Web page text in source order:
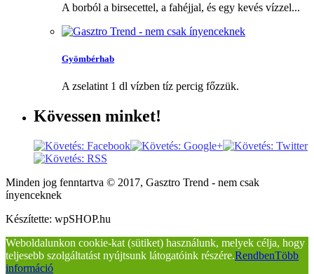
A borból a birsecettel, a fahéjjal, és egy kevés vízzel...
Gyömbérhab
A zselatint 1 dl vízben tíz percig főzzük.
Kövessen minket!
Minden jog fenntartva © 2017, Gasztro Trend - nem csak
ínyenceknek
Készítette: wpSHOP.hu
Weboldalunkon cookie-kat (sütiket) használunk, melyek célja, hogy
teljesebb szolgáltatást nyújtsunk látogatóink részére.RendbenTöbb
információ